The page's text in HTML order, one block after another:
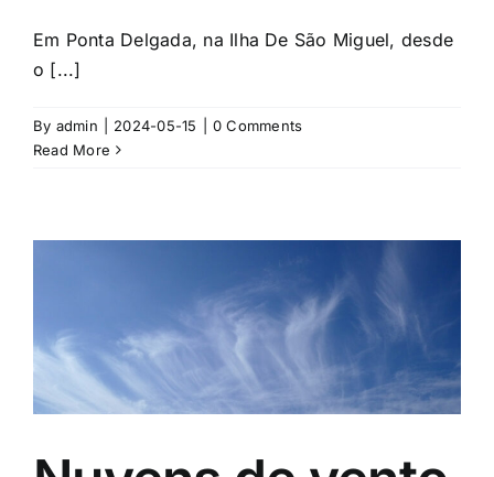
Em Ponta Delgada, na Ilha De São Miguel, desde
o [...]
By admin 2024-05-15
0 Comments
Read More